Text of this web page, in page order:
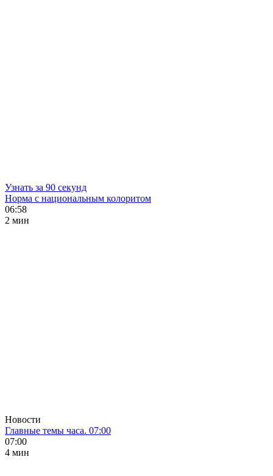
Узнать за 90 секунд
Норма с национальным колоритом
06:58
2 мин
Новости
Главные темы часа. 07:00
07:00
4 мин